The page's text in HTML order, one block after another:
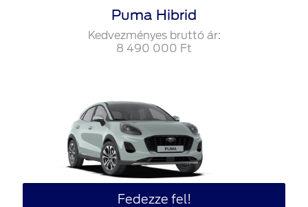
Puma Hibrid
Kedvezményes bruttó ár:
8‍ ‍490‍ ‍000 Ft
Fedezze fel!